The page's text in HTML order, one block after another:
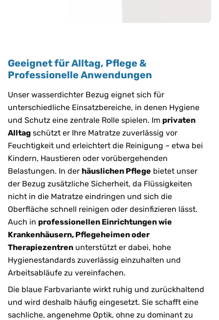
Geeignet für Alltag, Pflege &
Professionelle Anwendungen
Unser wasserdichter Bezug eignet sich für
unterschiedliche Einsatzbereiche, in denen Hygiene
und Schutz eine zentrale Rolle spielen. Im privaten
Alltag schützt er Ihre Matratze zuverlässig vor
Feuchtigkeit und erleichtert die Reinigung – etwa bei
Kindern, Haustieren oder vorübergehenden
Belastungen. In der häuslichen Pflege bietet unser
der Bezug zusätzliche Sicherheit, da Flüssigkeiten
nicht in die Matratze eindringen und sich die
Oberfläche schnell reinigen oder desinfizieren lässt.
Auch in professionellen Einrichtungen wie
Krankenhäusern, Pflegeheimen oder
Therapiezentren unterstützt er dabei, hohe
Hygienestandards zuverlässig einzuhalten und
Arbeitsabläufe zu vereinfachen.
Die blaue Farbvariante wirkt ruhig und zurückhaltend
und wird deshalb häufig eingesetzt. Sie schafft eine
sachliche, angenehme Optik, ohne zu dominant zu